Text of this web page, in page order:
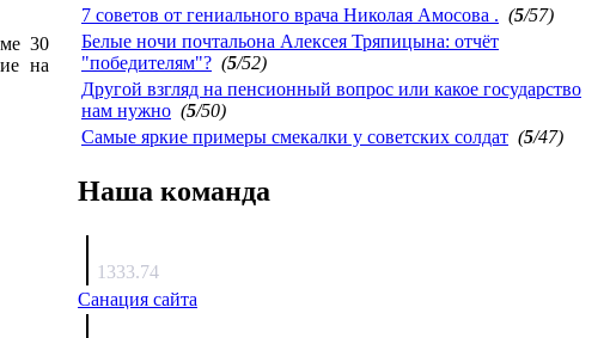
30
на
7 советов от гениального врача Николая Амосова . (5/57)
Белые ночи почтальона Алексея Тряпицына: отчёт
"победителям"? (5/52)
Другой взгляд на пенсионный вопрос или какое государство
нам нужно (5/50)
Самые яркие примеры смекалки у советских солдат (5/47)
Наша команда
1333.74
Санация сайта